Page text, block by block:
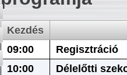
Kezdés
09:00
Regisztráció
10:00
Délelőtti